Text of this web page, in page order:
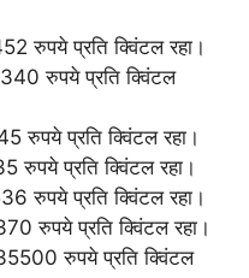
रुपये प्रति क्विंटल रहा।
रुपये प्रति क्विंटल
रुपये प्रति क्विंटल रहा।
प्रति क्विंटल रहा।
रुपये प्रति क्विंटल रहा।
रुपये प्रति क्विंटल रहा।
रुपये प्रति क्विंटल